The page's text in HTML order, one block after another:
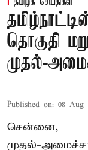
தமிழக செய்திகள்
தொகுதி
முதல்-
Published on: 08 Aug
சென்னை,
முதல்-